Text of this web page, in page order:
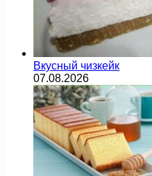
Вкусный чизкейк
07.08.2026